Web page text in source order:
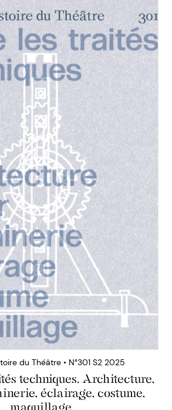
du Théâtre • N°301 S2 2025
techniques. Architecture,
éclairage, costume,